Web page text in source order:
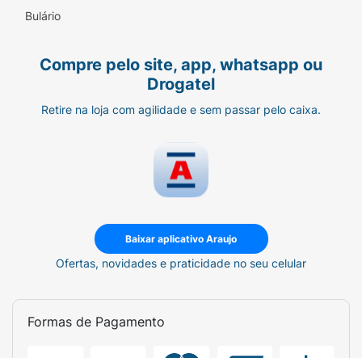
Bulário
Compre pelo site, app, whatsapp ou
Drogatel
Retire na loja com agilidade e sem passar pelo caixa.
Baixar aplicativo Araujo
Ofertas, novidades e praticidade no seu celular
Formas de Pagamento